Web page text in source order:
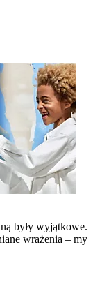
były wyjątkowe.
wrażenia – my